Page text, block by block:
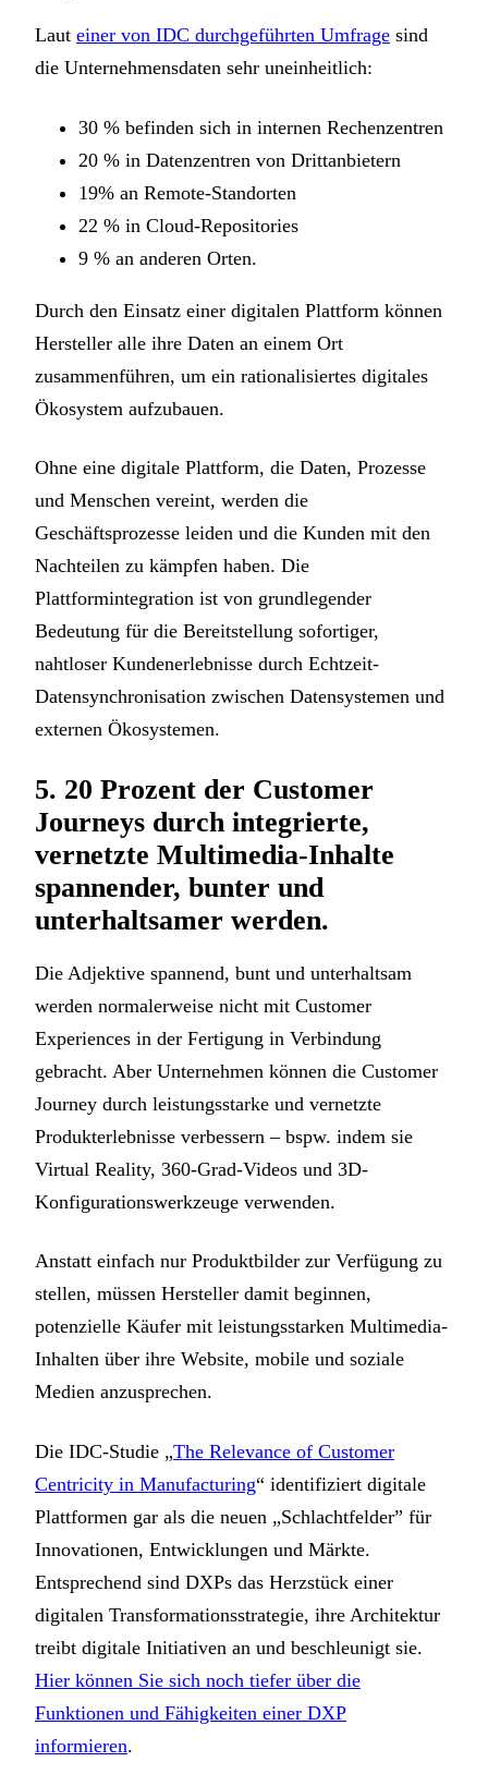
Laut einer von IDC durchgeführten Umfrage sind
die Unternehmensdaten sehr uneinheitlich:
30 % befinden sich in internen Rechenzentren
20 % in Datenzentren von Drittanbietern
19% an Remote-Standorten
22 % in Cloud-Repositories
9 % an anderen Orten.
Durch den Einsatz einer digitalen Plattform können
Hersteller alle ihre Daten an einem Ort
zusammenführen, um ein rationalisiertes digitales
Ökosystem aufzubauen.
Ohne eine digitale Plattform, die Daten, Prozesse
und Menschen vereint, werden die
Geschäftsprozesse leiden und die Kunden mit den
Nachteilen zu kämpfen haben. Die
Plattformintegration ist von grundlegender
Bedeutung für die Bereitstellung sofortiger,
nahtloser Kundenerlebnisse durch Echtzeit-
Datensynchronisation zwischen Datensystemen und
externen Ökosystemen.
5. 20 Prozent der Customer
Journeys durch integrierte,
vernetzte Multimedia-Inhalte
spannender, bunter und
unterhaltsamer werden.
Die Adjektive spannend, bunt und unterhaltsam
werden normalerweise nicht mit Customer
Experiences in der Fertigung in Verbindung
gebracht. Aber Unternehmen können die Customer
Journey durch leistungsstarke und vernetzte
Produkterlebnisse verbessern – bspw. indem sie
Virtual Reality, 360-Grad-Videos und 3D-
Konfigurationswerkzeuge verwenden.
Anstatt einfach nur Produktbilder zur Verfügung zu
stellen, müssen Hersteller damit beginnen,
potenzielle Käufer mit leistungsstarken Multimedia-
Inhalten über ihre Website, mobile und soziale
Medien anzusprechen.
Die IDC-Studie „The Relevance of Customer
Centricity in Manufacturing“ identifiziert digitale
Plattformen gar als die neuen „Schlachtfelder” für
Innovationen, Entwicklungen und Märkte.
Entsprechend sind DXPs das Herzstück einer
digitalen Transformationsstrategie, ihre Architektur
treibt digitale Initiativen an und beschleunigt sie.
Hier können Sie sich noch tiefer über die
Funktionen und Fähigkeiten einer DXP
informieren.